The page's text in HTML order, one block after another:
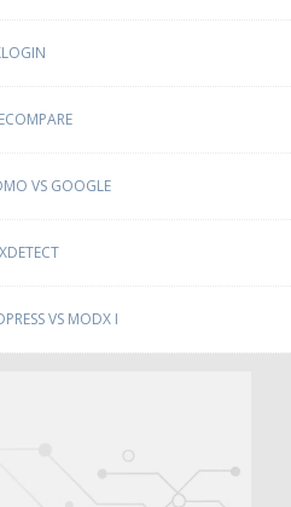
VS GOOGLE
VS MODX I